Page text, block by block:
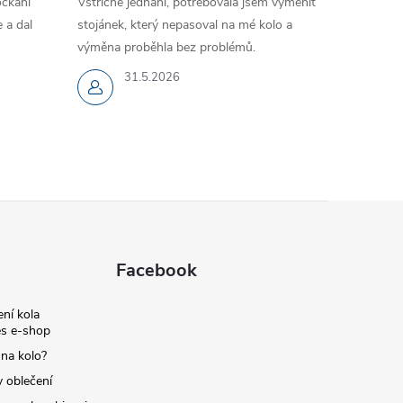
a dal
31.5.2026
stojánek, který nepasoval na mé kolo a
výměna proběhla bez problémů.
kola
e-shop
kolo?
oblečení
Facebook